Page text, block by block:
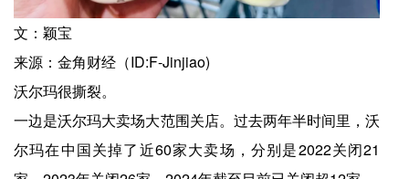
文：颖宝
来源：金角财经（ID:F-Jinjiao)
沃尔玛很撕裂。
一边是沃尔玛大卖场大范围关店。过去两年半时间里，沃
尔玛在中国关掉了近60家大卖场，分别是2022关闭21